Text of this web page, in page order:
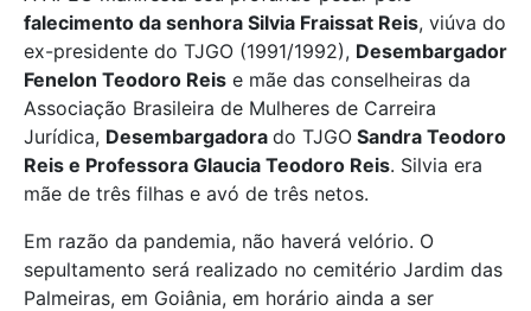
falecimento da senhora Silvia Fraissat Reis, viúva do
ex-presidente do TJGO (1991/1992), Desembargador
Fenelon Teodoro Reis e mãe das conselheiras da
Associação Brasileira de Mulheres de Carreira
Jurídica, Desembargadora do TJGO Sandra Teodoro
Reis e Professora Glaucia Teodoro Reis. Silvia era
mãe de três filhas e avó de três netos.
Em razão da pandemia, não haverá velório. O
sepultamento será realizado no cemitério Jardim das
Palmeiras, em Goiânia, em horário ainda a ser